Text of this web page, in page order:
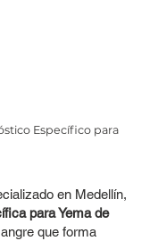
Específico para
en Medellín,
para Yema de
que forma